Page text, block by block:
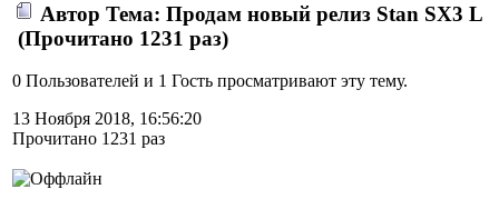
Автор Тема: Продам новый релиз Stan SX3 L
(Прочитано 1231 раз)
0 Пользователей и 1 Гость просматривают эту тему.
13 Ноября 2018, 16:56:20
Прочитано 1231 раз